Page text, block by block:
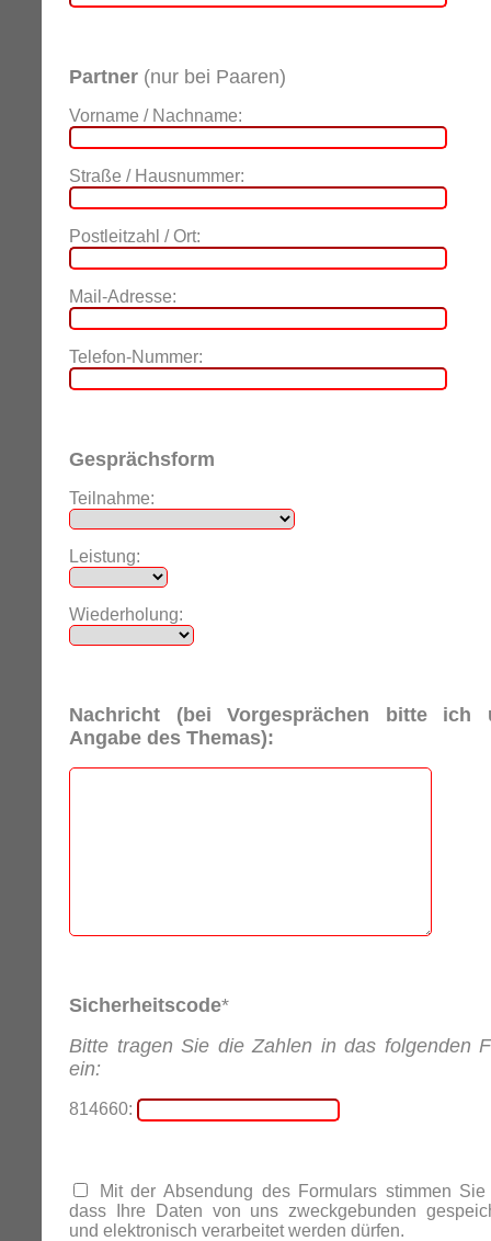
Partner (nur bei Paaren)
Vorname / Nachname:
Straße / Hausnummer:
Postleitzahl / Ort:
Mail-Adresse:
Telefon-Nummer:
Gesprächsform
Teilnahme:
Leistung:
Wiederholung:
Nachricht (bei Vorgesprächen bitte ich
Angabe des Themas):
Sicherheitscode*
Bitte tragen Sie die Zahlen in das folgenden
ein:
814660:
Mit der Absendung des Formulars stimmen Sie
dass Ihre Daten von uns zweckgebunden
und elektronisch verarbeitet werden dürfen.